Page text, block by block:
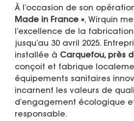
À l’occasion de son
Made in France », Wirquin
l’excellence de la
jusqu’au 30 avril 2025.
installée à Carquefou, près
conçoit et fabrique
équipements sanitaires
incarnent les valeurs de
d’engagement écologique
responsable.